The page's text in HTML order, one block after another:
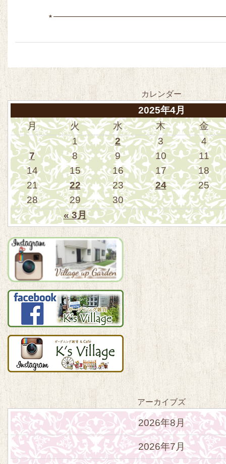
カレンダー
2025年4月
月
火 水 木 金
« 3月
1 2 3
4
7
8 9 10
11
14
15 16 17
18
21
22 23 24
25
28
29 30
アーカイブズ
2026年8月
2026年7月